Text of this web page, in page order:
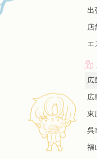
出
店
エ
広
広
東
呉
福